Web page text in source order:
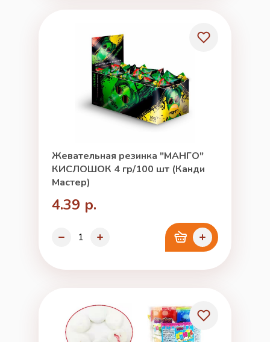
Жевательная резинка "МАНГО"
КИСЛОШОК 4 гр/100 шт (Канди
Мастер)
4.39 р.